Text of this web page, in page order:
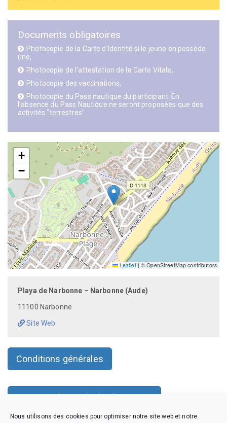
Nous utilisons des cookies pour optimiser notre site web et notre
Documents obligatoires
Photocopie de la Carte d’Identité si le jeune en possède
une,
Photocopie de l’attestation de la Carte Vitale,
Photocopie des vaccinations,
Photocopie du Pass nautique du participant. En
l’absence du Pass Nautique ne seront proposées que des
activités “terrestres”.
+
−
Leaflet | © OpenStreetMap contributors
Playa de Narbonne – Narbonne (Aude)
11100 Narbonne
Site Web
Conditions générales
Faire une demande de réservation